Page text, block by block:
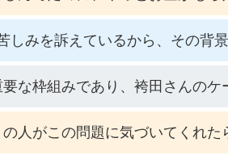
しみを訴えているから、その背
な枠組みであり、袴田さんの
人がこの問題に気づいてくれた